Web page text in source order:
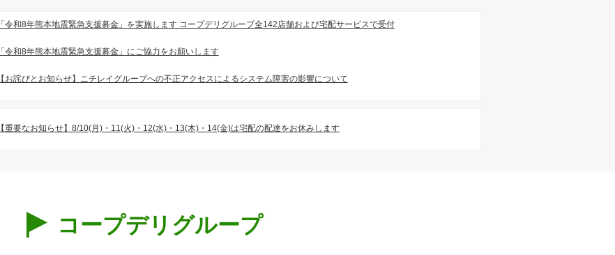
「令和8年熊本地震緊急支援募金」を実施します コープデリグループ全142店舗および宅配サービスで受付
「令和8年熊本地震緊急支援募金」にご協力をお願いします
【お詫びとお知らせ】ニチレイグループへの不正アクセスによるシステム障害の影響について
【重要なお知らせ】8/10(月)・11(火)・12(水)・13(木)・14(金)は宅配の配達をお休みします
コープデリグループ